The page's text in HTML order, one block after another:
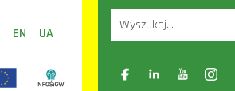
EN UA
A- A A+